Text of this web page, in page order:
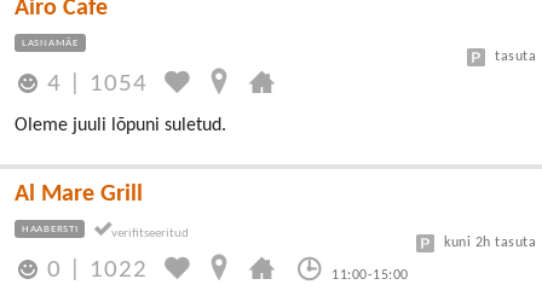
Airo Cafe
LASNAMÄE
4 1054
tasuta
Oleme juuli lõpuni suletud.
Al Mare Grill
HAABERSTI
0 1022 11:00-15:00
kuni 2h tasuta